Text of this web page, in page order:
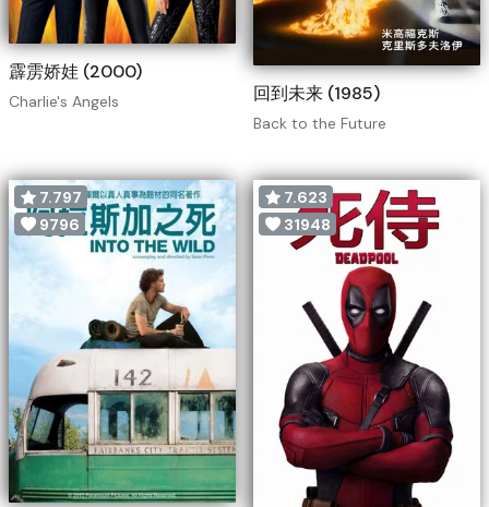
霹雳娇娃 (2000)
Charlie's Angels 回到未来 (1985)
Back to the Future
7.797
9796
7.623
31948